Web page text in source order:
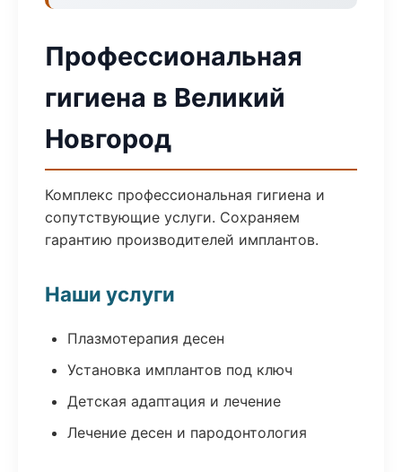
Профессиональная
гигиена в Великий
Новгород
Комплекс профессиональная гигиена и
сопутствующие услуги. Сохраняем
гарантию производителей имплантов.
Наши услуги
Плазмотерапия десен
Установка имплантов под ключ
Детская адаптация и лечение
Лечение десен и пародонтология